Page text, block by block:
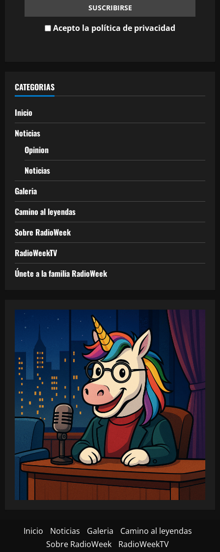
Acepto la política de privacidad
CATEGORIAS
Inicio
Noticias
Opinion
Noticias
Galeria
Camino al leyendas
Sobre RadioWeek
RadioWeekTV
Únete a la familia RadioWeek
Inicio Noticias Galeria
Camino al leyendas
Sobre RadioWeek
RadioWeekTV